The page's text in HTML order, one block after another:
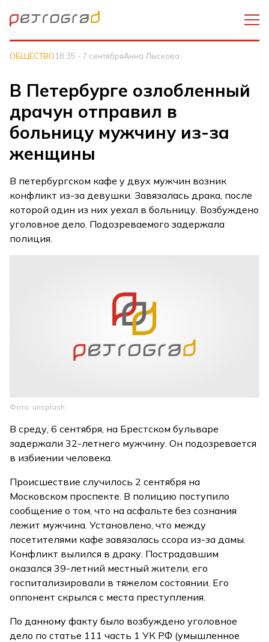
ОБЩЕСТВО18:35 - 7 сентябряАнна Лыскова
В Петербурге озлобленный
драчун отправил в
больницу мужчину из-за
женщины
В петербургском кафе у двух мужчин возник
конфликт из-за девушки. Завязалась драка, после
которой один из них уехал в больницу. Возбуждено
уголовное дело. Подозреваемого задержала
полиция.
Фото: unsplash
В среду, 6 сентября, на Брестском бульваре
задержали 32-летнего мужчину. Он подозревается
в избиении человека.
Происшествие случилось 2 сентября на
Московском проспекте. В полицию поступило
сообщение о том, что на асфальте без сознания
лежит мужчина. Установлено, что между
посетителями кафе завязалась ссора из-за дамы.
Конфликт вылился в драку. Пострадавшим
оказался 39-летний местный жители, его
госпитализировали в тяжелом состоянии. Его
оппонент скрылся с места преступления.
По данному факту было возбуждено уголовное
дело по статье 111 часть 1 УК РФ (умышленное